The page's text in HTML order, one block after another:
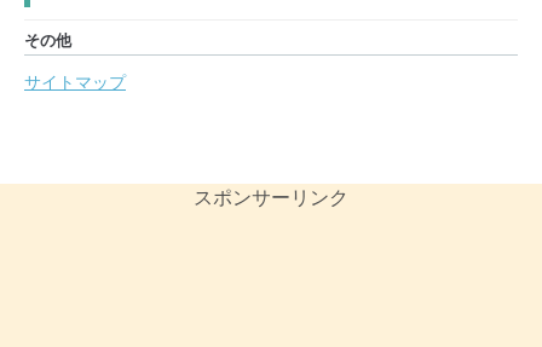
その他
サイトマップ
スポンサーリンク